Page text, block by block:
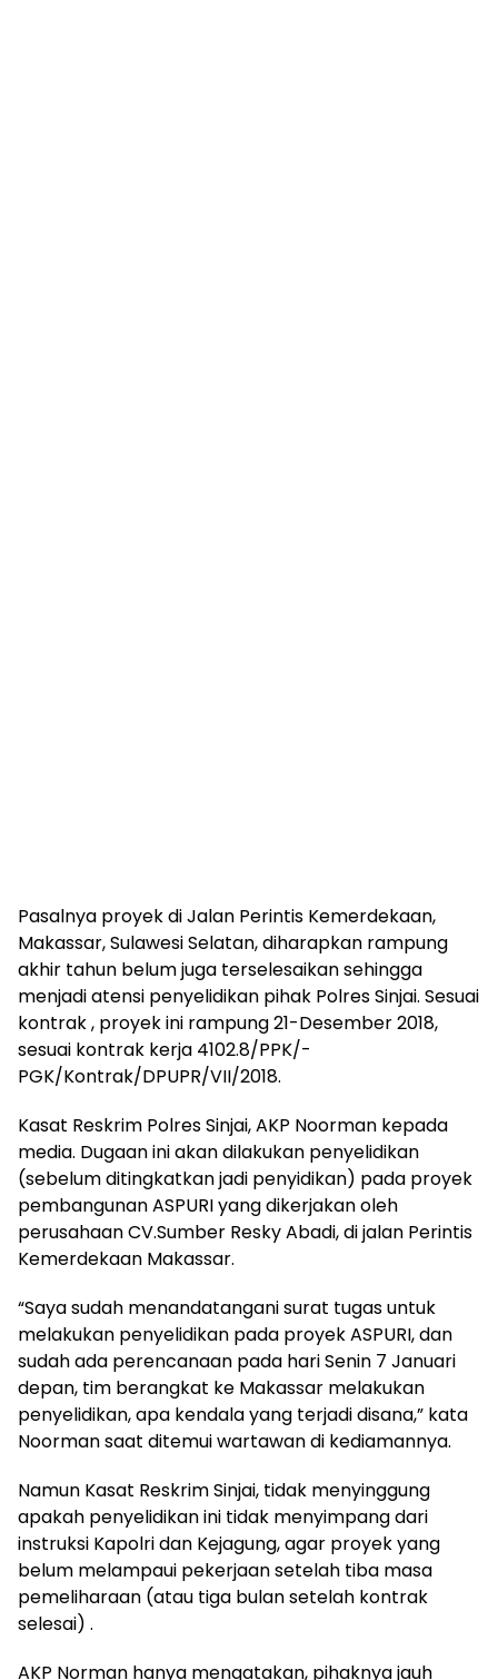
Pasalnya proyek di Jalan Perintis Kemerdekaan,
Makassar, Sulawesi Selatan, diharapkan rampung
akhir tahun belum juga terselesaikan sehingga
menjadi atensi penyelidikan pihak Polres Sinjai. Sesuai
kontrak , proyek ini rampung 21-Desember 2018,
sesuai kontrak kerja 4102.8/PPK/-
PGK/Kontrak/DPUPR/VII/2018.
Kasat Reskrim Polres Sinjai, AKP Noorman kepada
media. Dugaan ini akan dilakukan penyelidikan
(sebelum ditingkatkan jadi penyidikan) pada proyek
pembangunan ASPURI yang dikerjakan oleh
perusahaan CV.Sumber Resky Abadi, di jalan Perintis
Kemerdekaan Makassar.
“Saya sudah menandatangani surat tugas untuk
melakukan penyelidikan pada proyek ASPURI, dan
sudah ada perencanaan pada hari Senin 7 Januari
depan, tim berangkat ke Makassar melakukan
penyelidikan, apa kendala yang terjadi disana,” kata
Noorman saat ditemui wartawan di kediamannya.
Namun Kasat Reskrim Sinjai, tidak menyinggung
apakah penyelidikan ini tidak menyimpang dari
instruksi Kapolri dan Kejagung, agar proyek yang
belum melampaui pekerjaan setelah tiba masa
pemeliharaan (atau tiga bulan setelah kontrak
selesai) .
AKP Norman hanya mengatakan, pihaknya jauh